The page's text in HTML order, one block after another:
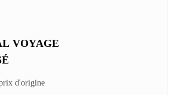
Villages Artisanaux Autour De